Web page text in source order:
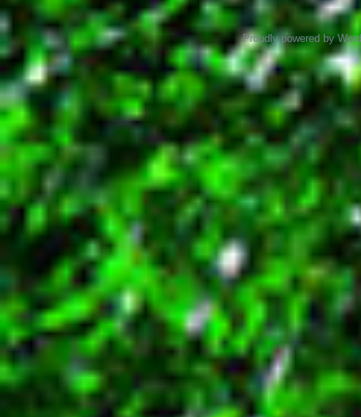
Proudly powered by